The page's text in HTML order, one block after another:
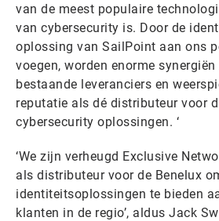
van de meest populaire
van cybersecurity is. Door de
oplossing van SailPoint aan ons
voegen, worden enorme
bestaande leveranciers en
reputatie als dé distributeur voor
cybersecurity oplossingen. ‘
‘We zijn verheugd Exclusive
als distributeur voor de Benelux
identiteitsoplossingen te bieden
klanten in de regio’, aldus Jack